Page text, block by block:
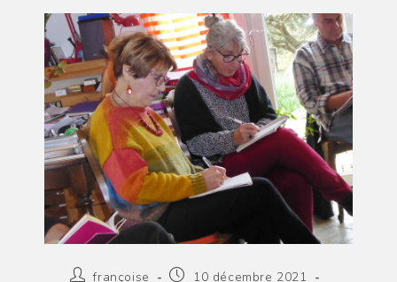
Auteur/autrice
françoise
Publication
10 décembre 2021